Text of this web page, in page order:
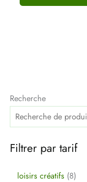
Recherche
Filtrer par tarif
loisirs créatifs 8